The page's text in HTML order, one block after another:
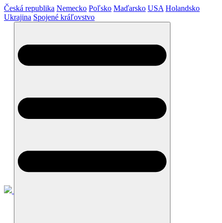
Česká republika Nemecko Poľsko Maďarsko USA Holandsko
Ukrajina Spojené kráľovstvo